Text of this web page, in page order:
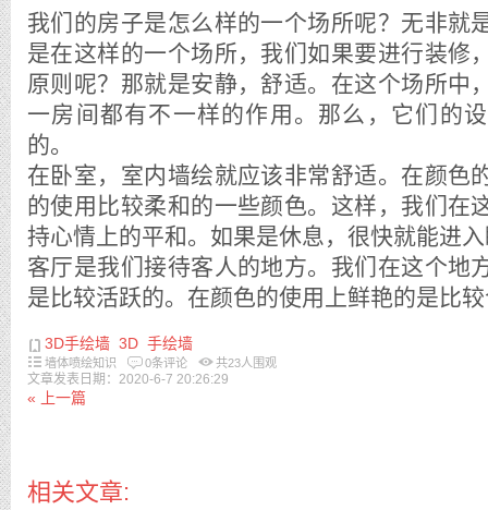
我们的房子是怎么样的一个场所呢？无非就
是在这样的一个场所，我们如果要进行装修
原则呢？那就是安静，舒适。在这个场所中
一房间都有不一样的作用。那么，它们的
的。
在卧室，室内墙绘就应该非常舒适。在颜色
的使用比较柔和的一些颜色。这样，我们在
持心情上的平和。如果是休息，很快就能进
客厅是我们接待客人的地方。我们在这个地
是比较活跃的。在颜色的使用上鲜艳的是比
3D手绘墙 3D 手绘墙
墙体喷绘知识 0条评论 共23人围观
文章发表日期：2020-6-7 20:26:29
« 上一篇
相关文章: